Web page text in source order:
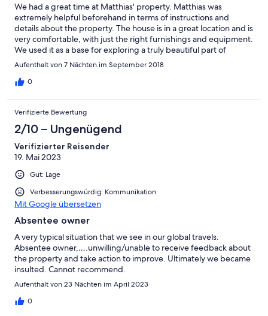
We had a great time at Matthias' property. Matthias was
extremely helpful beforehand in terms of instructions and
details about the property. The house is in a great location and is
very comfortable, with just the right furnishings and equipment.
We used it as a base for exploring a truly beautiful part of
Switzerland as well as the nearby town of St Gallen. It was very
easy to do a number of good walks from the house itself.
Aufenthalt von 7 Nächten im September 2018
0
Verifizierte Bewertung
2/10 – Ungenügend
Verifizierter Reisender
19. Mai 2023
Gut: Lage
Verbesserungswürdig: Kommunikation
Mit Google übersetzen
Absentee owner
A very typical situation that we see in our global travels.
Absentee owner,….unwilling/unable to receive feedback about
the property and take action to improve. Ultimately we became
insulted. Cannot recommend.
Aufenthalt von 23 Nächten im April 2023
0